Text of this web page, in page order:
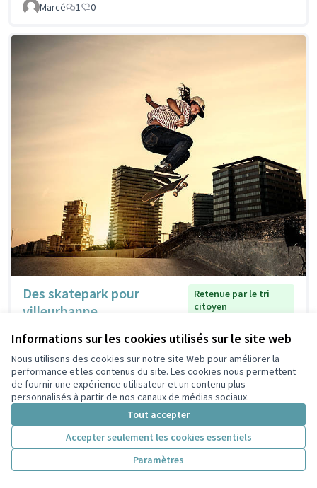
Informations sur les cookies utilisés sur le site web
Nous utilisons des cookies sur notre site Web pour améliorer la
performance et les contenus du site. Les cookies nous permettent
de fournir une expérience utilisateur et un contenu plus
personnalisés à partir de nos canaux de médias sociaux.
Tout accepter
Accepter seulement les cookies essentiels
Paramètres
Marcé
1 0
Des skatepark pour
villeurbanne
Retenue par le tri
citoyen